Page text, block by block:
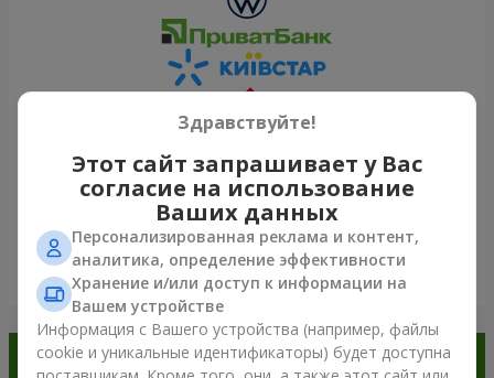
Посмотреть все
Заказывайте в приложении
Здравствуйте!
Этот сайт запрашивает у Вас
согласие на использование
Ваших данных
Персонализированная реклама и контент,
аналитика, определение эффективности
Хранение и/или доступ к информации на
Вашем устройстве
Информация с Вашего устройства (например, файлы
cookie и уникальные идентификаторы) будет доступна